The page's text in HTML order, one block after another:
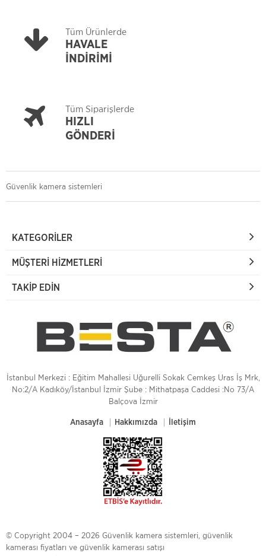
Tüm Ürünlerde
HAVALE
İNDİRİMİ
Tüm Siparişlerde
HIZLI
GÖNDERİ
Güvenlik kamera sistemleri
KATEGORILER
MÜŞTERI HIZMETLERI
TAKIP EDIN
İstanbul Merkezi : Eğitim Mahallesi Uğurelli Sokak Cemkeş Uras İş Mrk,
No:2/A Kadıköy/İstanbul İzmir Şube : Mithatpaşa Caddesi :No 73/A
Balçova İzmir
Anasayfa Hakkımızda İletişim
© Copyright 2004 – 2026 Güvenlik kamera sistemleri, güvenlik
kamerası fiyatları ve güvenlik kamerası satışı